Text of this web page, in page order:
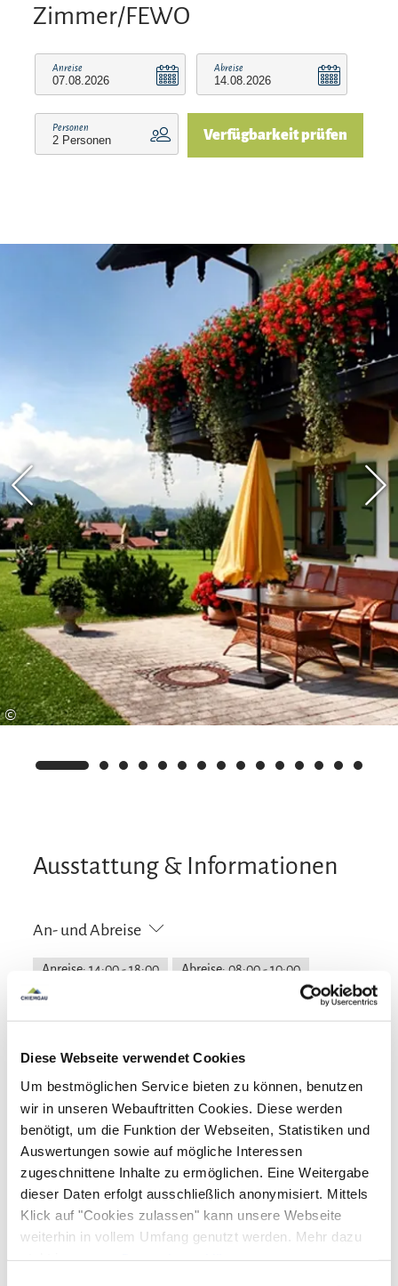
Diese Webseite verwendet Cookies
Um bestmöglichen Service bieten zu können, benutzen
wir in unseren Webauftritten Cookies. Diese werden
benötigt, um die Funktion der Webseiten, Statistiken und
Auswertungen sowie auf mögliche Interessen
zugeschnittene Inhalte zu ermöglichen. Eine Weitergabe
dieser Daten erfolgt ausschließlich anonymisiert. Mittels
Klick auf "Cookies zulassen" kann unsere Webseite
weiterhin in vollem Umfang genutzt werden. Mehr dazu
steht in unserer Datenschutzerklärung.
Sonnenterrasse und einer farbenfrohen
(einer der wärmsten Seen Oberbayerns) lädt zum
Schwimmen, Relaxen, Radeln oder Wandern ein.
Ein abschließbarer Fahrradraum ist vorhanden.
Die zentrale Lage zwischen Chiemsee und
in wenigen Minuten in Grabenstätt zu erreichen.
Übernachtung ohne Frühstück auf Anfrage
möglich. Sonntags kein Zimmerservice!Wir
wünschen Ihnen einen angenehmen Aufenthalt
und freuen uns auf Ihren Besuch! Ihre Familie
Zimmer/FEWO
Anreise Abreise
Personen Verfügbarkeit prüfen
©
Ausstattung & Informationen
An- und Abreise
Anreise: 14:00 - 18:00 Abreise: 08:00 - 10:00
Services
kostenloser Parkplatz
Behindertengerechte Parkplätze
Fahrradparkplätze
Parkplatz am Haus
Zahlungsoptionen vor Ort
Ausschließlich Barzahlung
Aktivitäten
Radfahren Skifahren Wandern
Richtlinien
Haustiere nicht erlaubt Kinder willkommen
Familienangebote